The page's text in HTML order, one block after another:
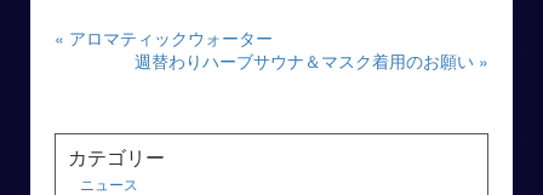
« アロマティックウォーター
週替わりハーブサウナ＆マスク着用のお願い »
カテゴリー
ニュース